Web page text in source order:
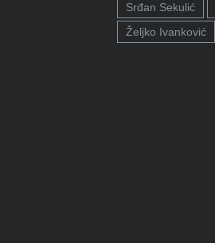
Srđan Sekulić
Željko Ivanković